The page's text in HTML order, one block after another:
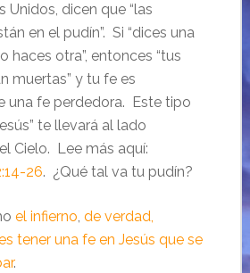
Unidos, dicen que “las
en el pudín”. Si “dices una
haces otra”, entonces “tus
muertas” y tu fe es
una fe perdedora. Este tipo
te llevará al lado
Cielo. Lee más aquí:
26. ¿Qué tal va tu pudín?
el infierno, de verdad,
tener una fe en Jesús que se
.